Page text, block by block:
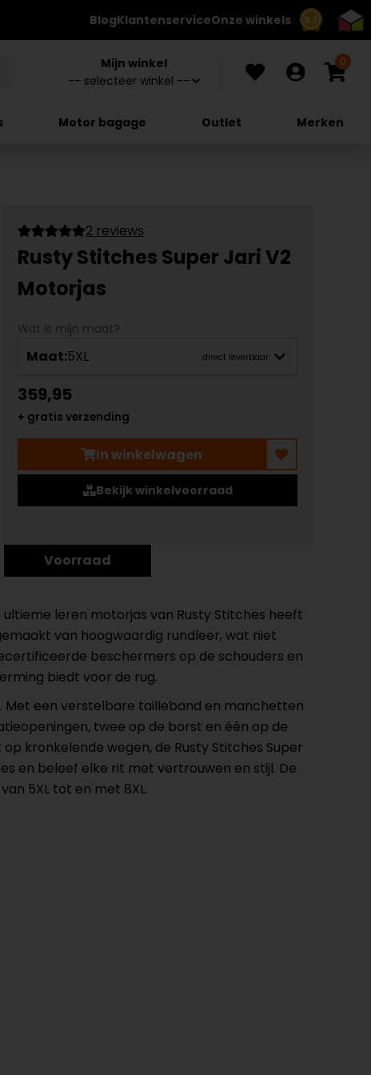
8.7
BlogKlantenserviceOnze winkels
Mijn winkel 0
Motor bagage Outlet Merken
2 reviews
Rusty Stitches Super Jari V2
Motorjas
Wat is mijn maat?
Maat:5XL direct leverbaar
359,95
+ gratis verzending
In winkelwagen
Bekijk winkelvoorraad
Voorraad
leren motorjas van Rusty Stitches heeft
van hoogwaardig rundleer, wat niet
beschermers op de schouders en
biedt voor de rug.
Met een verstelbare tailleband en manchetten
twee op de borst en één op de
kronkelende wegen, de Rusty Stitches Super
en beleef elke rit met vertrouwen en stijl. De
5XL tot en met 8XL.